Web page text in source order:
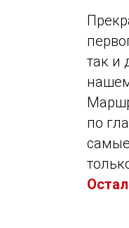
так и
по